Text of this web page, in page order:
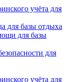
учёта для
для базы отдыха
для базы
для
учёта для